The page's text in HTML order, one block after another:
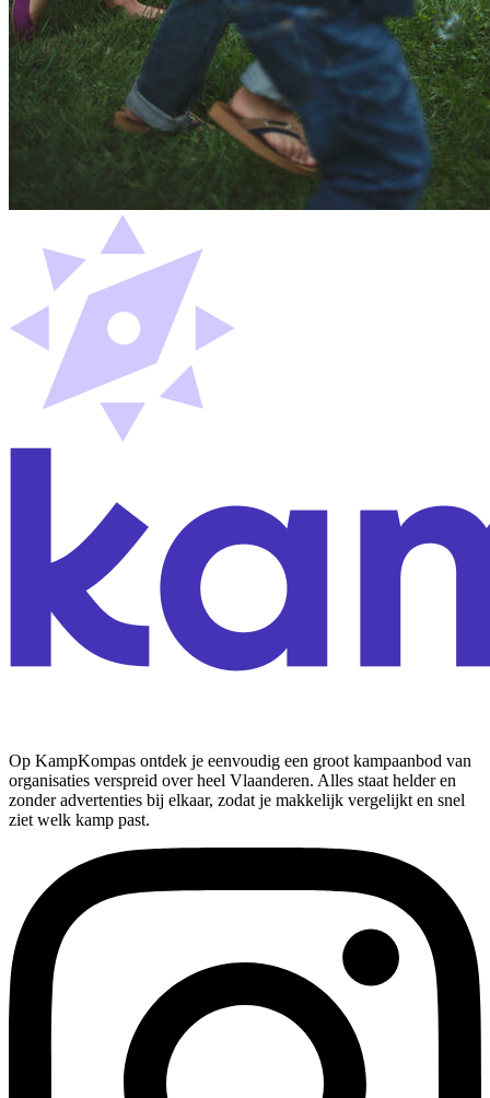
Op KampKompas ontdek je eenvoudig een groot kampaanbod van
organisaties verspreid over heel Vlaanderen. Alles staat helder en
zonder advertenties bij elkaar, zodat je makkelijk vergelijkt en snel
ziet welk kamp past.